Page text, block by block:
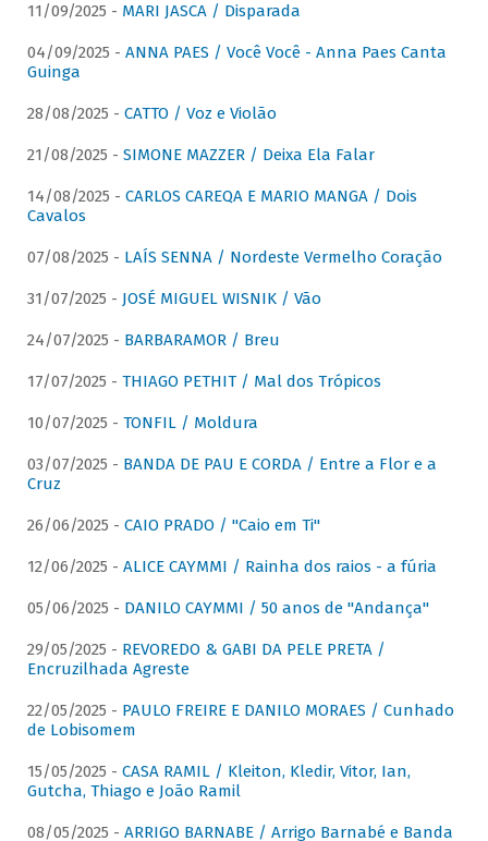
11/09/2025 - MARI JASCA / Disparada
04/09/2025 - ANNA PAES / Você Você - Anna Paes Canta
Guinga
28/08/2025 - CATTO / Voz e Violão
21/08/2025 - SIMONE MAZZER / Deixa Ela Falar
14/08/2025 - CARLOS CAREQA E MARIO MANGA / Dois
Cavalos
07/08/2025 - LAÍS SENNA / Nordeste Vermelho Coração
31/07/2025 - JOSÉ MIGUEL WISNIK / Vão
24/07/2025 - BARBARAMOR / Breu
17/07/2025 - THIAGO PETHIT / Mal dos Trópicos
10/07/2025 - TONFIL / Moldura
03/07/2025 - BANDA DE PAU E CORDA / Entre a Flor e a
Cruz
26/06/2025 - CAIO PRADO / "Caio em Ti"
12/06/2025 - ALICE CAYMMI / Rainha dos raios - a fúria
05/06/2025 - DANILO CAYMMI / 50 anos de "Andança"
29/05/2025 - REVOREDO & GABI DA PELE PRETA /
Encruzilhada Agreste
22/05/2025 - PAULO FREIRE E DANILO MORAES / Cunhado
de Lobisomem
15/05/2025 - CASA RAMIL / Kleiton, Kledir, Vitor, Ian,
Gutcha, Thiago e João Ramil
08/05/2025 - ARRIGO BARNABE / Arrigo Barnabé e Banda